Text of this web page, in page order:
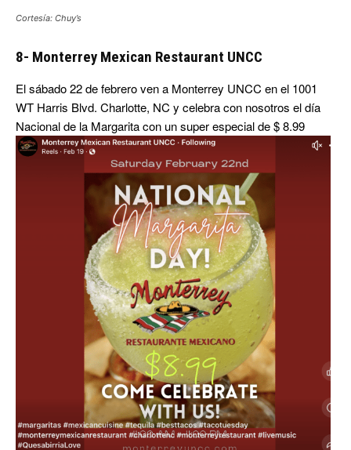
Cortesía: Chuy’s
8- Monterrey Mexican Restaurant UNCC
El sábado 22 de febrero ven a Monterrey UNCC en el 1001
WT Harris Blvd. Charlotte, NC y celebra con nosotros el día
Nacional de la Margarita con un super especial de $ 8.99